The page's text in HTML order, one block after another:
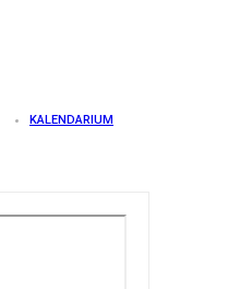
KALENDARIUM